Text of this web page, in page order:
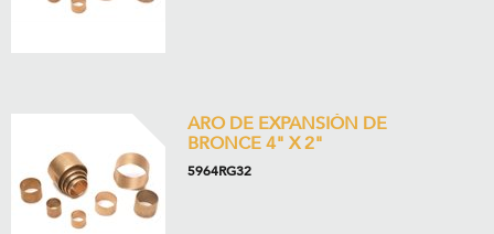
ARO DE EXPANSIÓN DE
BRONCE 4" X 2"
5964RG32